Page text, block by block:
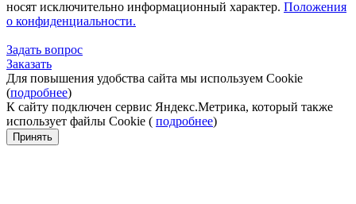
носят исключительно информационный характер. Положения
о конфиденциальности.
Задать вопрос
Заказать
Для повышения удобства сайта мы используем Cookie
(подробнее)
К сайту подключен сервис Яндекс.Метрика, который также
использует файлы Cookie ( подробнее)
Принять